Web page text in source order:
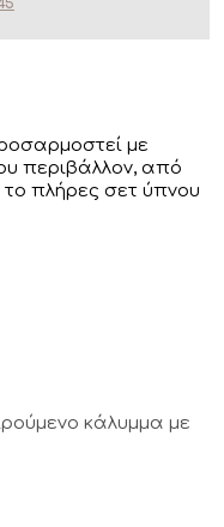
με
περιβάλλον, από
πλήρες σετ ύπνου
κάλυμμα με